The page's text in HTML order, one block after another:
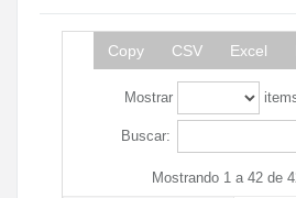
Copy CSV Excel
Mostrar
Buscar:
Mostrando 1 a 42 de